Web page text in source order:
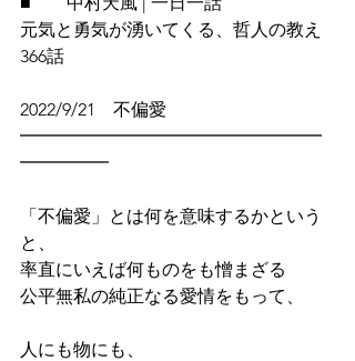
元気と勇気が湧いてくる、哲人の教え
366話
2022/9/21　不偏愛
━━━━━━━━━━━━━━━━━
━━━━━
「不偏愛」とは何を意味するかという
と、
率直にいえば何ものをも憎まざる
公平無私の純正なる愛情をもって、
人にも物にも、